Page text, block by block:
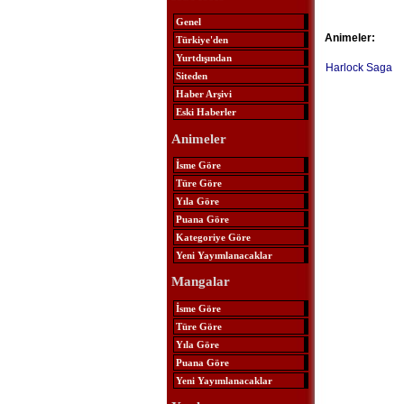
Genel
Türkiye'den
Yurtdışından
Siteden
Haber Arşivi
Eski Haberler
Animeler
İsme Göre
Türe Göre
Yıla Göre
Puana Göre
Kategoriye Göre
Yeni Yayımlanacaklar
Mangalar
İsme Göre
Türe Göre
Yıla Göre
Puana Göre
Yeni Yayımlanacaklar
Animeler:
Harlock Saga